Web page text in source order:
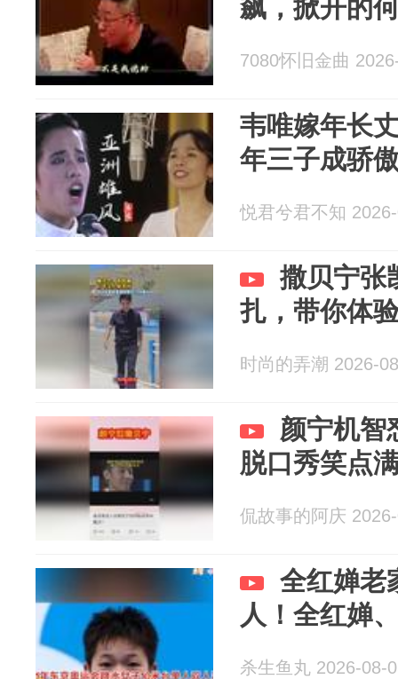
飙，掀开的
7080怀旧金曲
韦唯嫁年长
年三子成骄
悦君兮君不知
撒贝宁张
扎，带你体
时尚的弄潮 2026-
颜宁机智
脱口秀笑点
侃故事的阿庆
全红婵老
人！全红婵
杀生鱼丸 2026-08-